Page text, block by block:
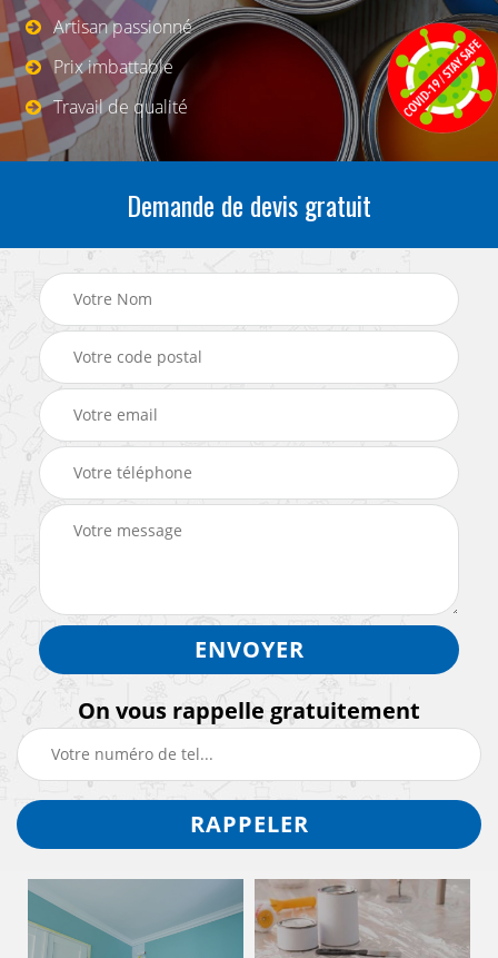
Artisan passionné
Prix imbattable
Travail de qualité
Demande de devis gratuit
On vous rappelle gratuitement